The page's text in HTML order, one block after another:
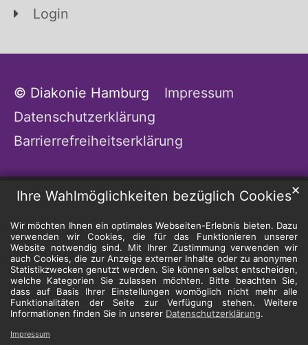
Ihre Wahlmöglichkeiten bezüglich Cookies
Wir möchten Ihnen ein optimales Webseiten-Erlebnis bieten. Dazu
verwenden wir Cookies, die für das Funktionieren unserer
Website notwendig sind. Mit Ihrer Zustimmung verwenden wir
auch Cookies, die zur Anzeige externer Inhalte oder zu anonymen
Statistikzwecken genutzt werden. Sie können selbst entscheiden,
welche Kategorien Sie zulassen möchten. Bitte beachten Sie,
dass auf Basis Ihrer Einstellungen womöglich nicht mehr alle
Funktionalitäten der Seite zur Verfügung stehen. Weitere
Informationen finden Sie in unserer Datenschutzerklärung.
✕
Impressum
Login
© Diakonie Hamburg
Impressum
Datenschutzerklärung
Barrierrefreiheitserklärung